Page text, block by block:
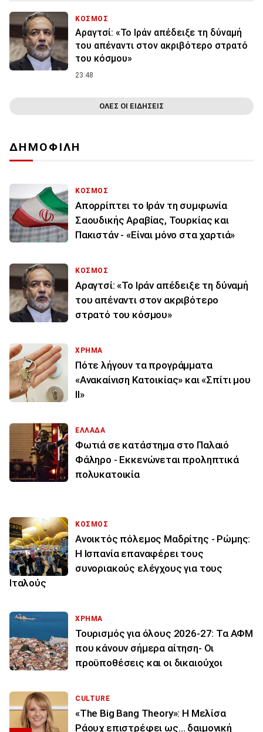
ΚΟΣΜΟΣ
Αραγτσί: «Το Ιράν απέδειξε τη δύναμή
του απέναντι στον ακριβότερο στρατό
του κόσμου»
23:48
ΟΛΕΣ ΟΙ ΕΙΔΗΣΕΙΣ
ΔΗΜΟΦΙΛΗ
ΚΟΣΜΟΣ
Απορρίπτει το Ιράν τη συμφωνία
Σαουδικής Αραβίας, Τουρκίας και
Πακιστάν - «Είναι μόνο στα χαρτιά»
ΚΟΣΜΟΣ
Αραγτσί: «Το Ιράν απέδειξε τη δύναμή
του απέναντι στον ακριβότερο
στρατό του κόσμου»
ΧΡΗΜΑ
Πότε λήγουν τα προγράμματα
«Ανακαίνιση Κατοικίας» και «Σπίτι μου
ΙΙ»
ΕΛΛΑΔΑ
Φωτιά σε κατάστημα στο Παλαιό
Φάληρο - Εκκενώνεται προληπτικά
πολυκατοικία
ΚΟΣΜΟΣ
Ανοικτός πόλεμος Μαδρίτης - Ρώμης:
Η Ισπανία επαναφέρει τους
συνοριακούς ελέγχους για τους
Ιταλούς
ΧΡΗΜΑ
Τουρισμός για όλους 2026-27: Τα ΑΦΜ
που κάνουν σήμερα αίτηση- Οι
προϋποθέσεις και οι δικαιούχοι
CULTURE
«The Big Bang Theory»: Η Μελίσα
Ράουχ επιστρέφει ως… δαιμονική